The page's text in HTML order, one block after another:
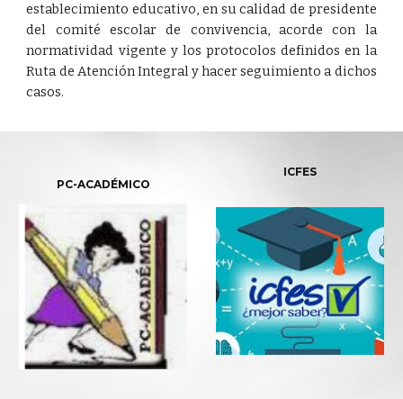
establecimiento educativo, en su calidad de presidente
del comité escolar de convivencia, acorde con la
normatividad vigente y los protocolos definidos en la
Ruta de Atención Integral y hacer seguimiento a dichos
casos.
PC-ACADÉMICO
ICFES